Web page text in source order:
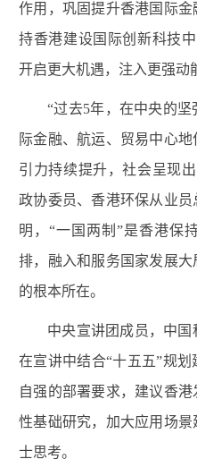
作用，巩固提升香港国际
持香港建设国际创新科技
开启更大机遇，注入更强动
“过去5年，在中央的
际金融、航运、贸易中心
引力持续提升，社会呈现
政协委员、香港环保从业
明，“一国两制”是香港保
排，融入和服务国家发展
的根本所在。
中央宣讲团成员，中
在宣讲中结合“十五五”规
自强的部署要求，建议香
性基础研究，加大应用场
士思考。